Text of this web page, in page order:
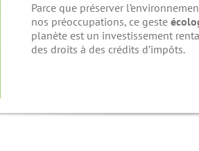
Parce que préserver
nos préoccupations, ce geste
planète est un investissement
des droits à des crédits d’impôts.